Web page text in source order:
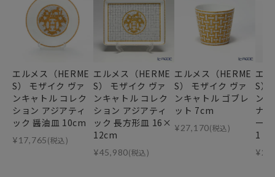
エルメス（HERME
S） モザイク ヴァ
ンキャトル コレク
ション アジアティ
ック 醤油皿 10cm
¥17,765(税込)
エルメス（HERME
S） モザイク ヴァ
ンキャトル コレク
ション アジアティ
ック 長方形皿 16×
12cm
¥45,980(税込)
エルメス（HERME
S） モザイク ヴァ
ンキャトル ゴブレ
ット 7cm
¥27,170(税込)
エ
S）
ン
ナ
ー
1
¥